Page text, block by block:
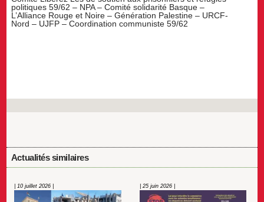
politiques 59/62 – NPA – Comité solidarité Basque –
L’Alliance Rouge et Noire – Génération Palestine – URCF-
Nord – UJFP – Coordination communiste 59/62
Actualités similaires
| 10 juillet 2026 | | 25 juin 2026 |